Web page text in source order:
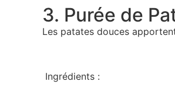
3. Purée de
Les patates douces
Ingrédients :